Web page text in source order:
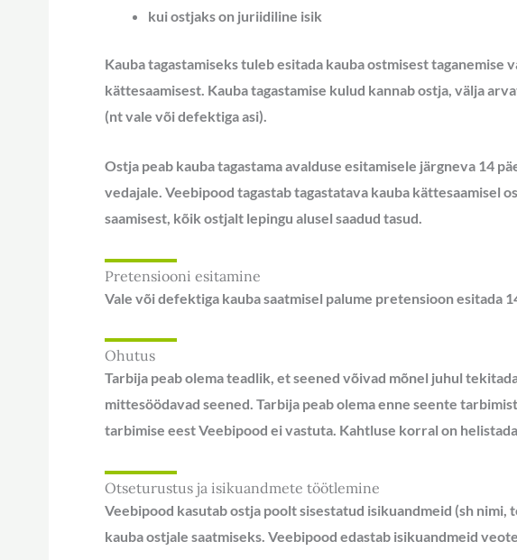
kui ostjaks on juriidiline isik
Kauba tagastamiseks tuleb esitada kauba ostmisest
kättesaamisest. Kauba tagastamise kulud kannab ostja, välja
(nt vale või defektiga asi).
Ostja peab kauba tagastama avalduse esitamisele järgneva 14
vedajale. Veebipood tagastab tagastatava kauba kättesaamisel
saamisest, kõik ostjalt lepingu alusel saadud tasud.
Pretensiooni esitamine
Vale või defektiga kauba saatmisel palume pretensioon esitada
Ohutus
Tarbija peab olema teadlik, et seened võivad mõnel juhul
mittesöödavad seened. Tarbija peab olema enne seente
tarbimise eest Veebipood ei vastuta. Kahtluse korral on
Otseturustus ja isikuandmete töötlemine
Veebipood kasutab ostja poolt sisestatud isikuandmeid (sh
kauba ostjale saatmiseks. Veebipood edastab isikuandmeid